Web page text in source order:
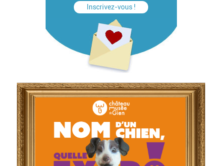
Inscrivez-vous !